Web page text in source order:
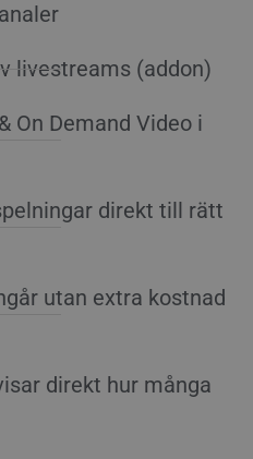
livestreams (addon)
On Demand Video i
direkt till rätt
utan extra kostnad
direkt hur många